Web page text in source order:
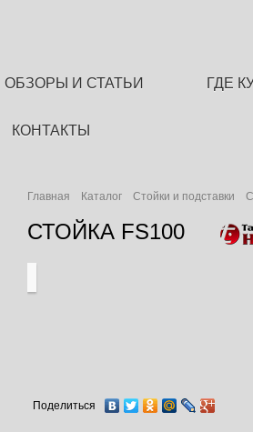
ОБЗОРЫ И СТАТЬИ ГДЕ
КОНТАКТЫ
Главная Каталог Стойки и подставки
СТОЙКА FS100
Поделиться